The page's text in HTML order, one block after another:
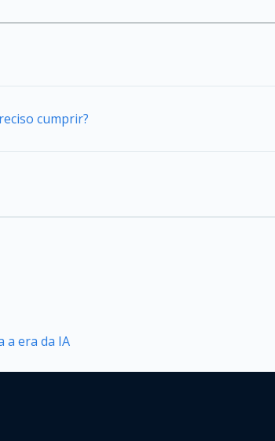
cumprir?
a era da IA